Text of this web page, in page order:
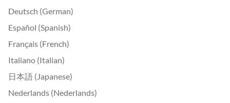
Deutsch (German)
Español (Spanish)
Français (French)
Italiano (Italian)
日本語 (Japanese)
Nederlands (Nederlands)